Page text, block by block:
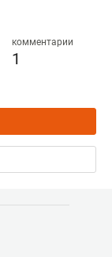
комментарии
1